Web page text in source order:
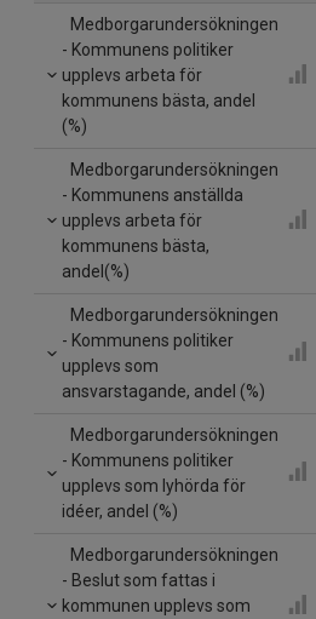
Medborgarundersökningen
- Kommunens politiker
upplevs arbeta för
kommunens bästa, andel
(%)
Medborgarundersökningen
- Kommunens anställda
upplevs arbeta för
kommunens bästa,
andel(%)
Medborgarundersökningen
- Kommunens politiker
upplevs som
ansvarstagande, andel (%)
Medborgarundersökningen
- Kommunens politiker
upplevs som lyhörda för
idéer, andel (%)
Medborgarundersökningen
- Beslut som fattas i
kommunen upplevs som